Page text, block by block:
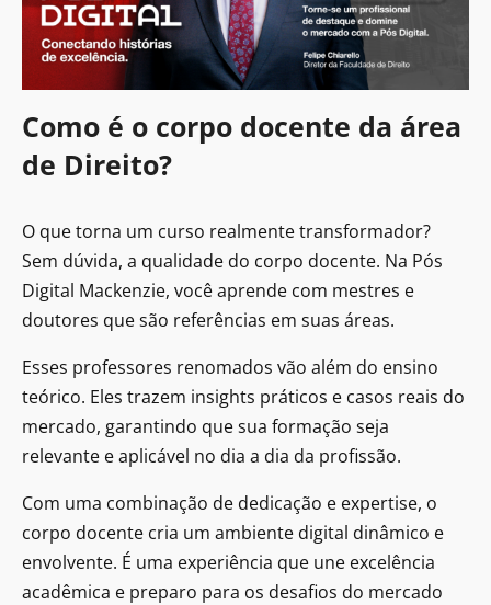
Como é o corpo docente da área
de Direito?
O que torna um curso realmente transformador?
Sem dúvida, a qualidade do corpo docente. Na Pós
Digital Mackenzie, você aprende com mestres e
doutores que são referências em suas áreas.
Esses professores renomados vão além do ensino
teórico. Eles trazem insights práticos e casos reais do
mercado, garantindo que sua formação seja
relevante e aplicável no dia a dia da profissão.
Com uma combinação de dedicação e expertise, o
corpo docente cria um ambiente digital dinâmico e
envolvente. É uma experiência que une excelência
acadêmica e preparo para os desafios do mercado